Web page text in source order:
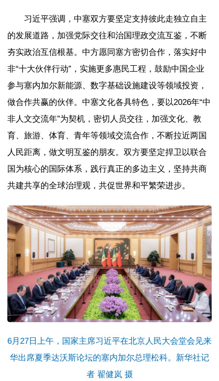
习近平强调，中塞双方要坚定支持彼此走独立自主
的发展道路，加强党际交往和治国理政交流互鉴，不断
夯实政治互信根基。中方愿同塞方密切合作，落实好中
非“十大伙伴行动”，实施更多惠民工程，鼓励中国企业
参与塞内加尔新能源、数字基础设施建设等领域投资，
做合作共赢的伙伴。中塞文化各具特色，要以2026年“中
非人文交流年”为契机，密切人员交往，加强文化、教
育、旅游、体育、青年等领域交流合作，不断拉近两国
人民距离，做文明互鉴的朋友。双方要坚定捍卫以联合
国为核心的国际体系，践行真正的多边主义，坚持共商
共建共享的全球治理观，共促世界和平繁荣进步。
6月27日上午，国家主席习近平在北京人民大会堂会见来
华出席夏季达沃斯论坛的塞内加尔总理松科。新华社记
者 翟健岚 摄